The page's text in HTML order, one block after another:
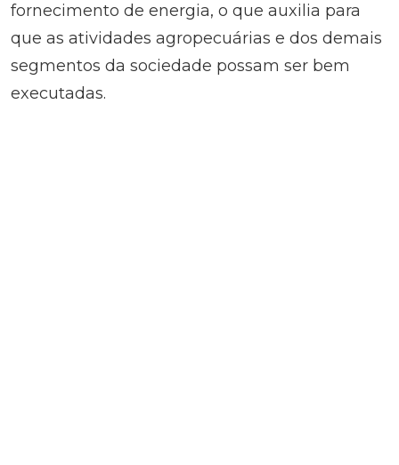
fornecimento de energia, o que auxilia para
que as atividades agropecuárias e dos demais
segmentos da sociedade possam ser bem
executadas.